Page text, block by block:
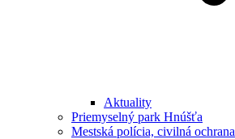
Aktuality
Priemyselný park Hnúšťa
Mestská polícia, civilná ochrana